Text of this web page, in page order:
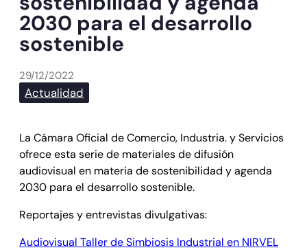
2030 para el desarrollo
sostenible
29/12/2022
Actualidad
La Cámara Oficial de Comercio, Industria. y Servicios
ofrece esta serie de materiales de difusión
audiovisual en materia de sostenibilidad y agenda
2030 para el desarrollo sostenible.
Reportajes y entrevistas divulgativas:
Audiovisual Taller de Simbiosis Industrial en NIRVEL